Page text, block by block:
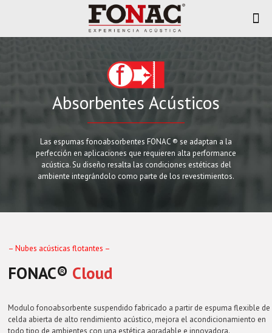
Absorbentes Acústicos
Las espumas fonoabsorbentes FONAC ®️ se adaptan a la
perfección en aplicaciones que requieren alta performance
acústica. Su diseño resalta las condiciones estéticas del
ambiente integrándolo como parte de los revestimientos.
– Nubes acústicas flotantes –
FONAC®️ Cloud
Modulo fonoabsorbente suspendido fabricado a partir de espuma flexible de
celda abierta de alto rendimiento acústico, mejora el acondicionamiento en
todo tipo de ambientes con una estética agradable e innovadora.